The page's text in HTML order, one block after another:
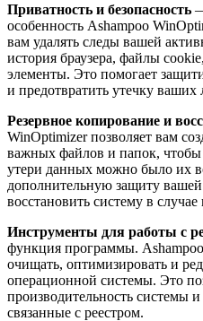
Приватность и безопасность
особенность Ashampoo
вам удалять следы вашей
история браузера, файлы
элементы. Это помогает
и предотвратить утечку
Резервное копирование и
WinOptimizer позволяет вам
важных файлов и папок, чтобы
утери данных можно было их
дополнительную защиту
восстановить систему в
Инструменты для работы с
функция программы.
очищать, оптимизировать и
операционной системы. Это
производительность системы
связанные с реестром.